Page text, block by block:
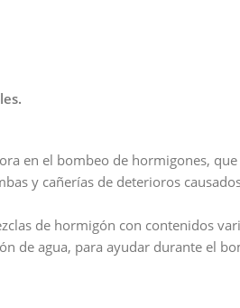
en el bombeo de hormigones,
y cañerías de deterioros
de hormigón con contenidos
de agua, para ayudar durante el